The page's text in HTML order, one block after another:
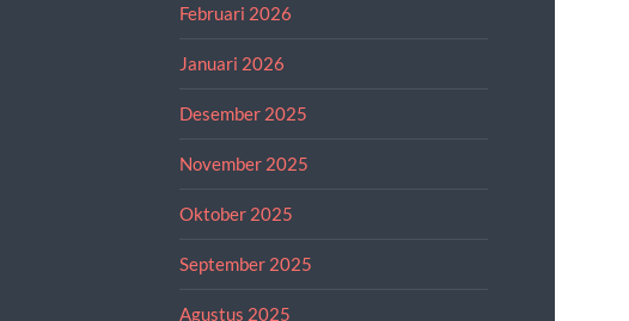
Februari 2026
Januari 2026
Desember 2025
November 2025
Oktober 2025
September 2025
Agustus 2025